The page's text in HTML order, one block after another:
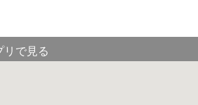
リで見る